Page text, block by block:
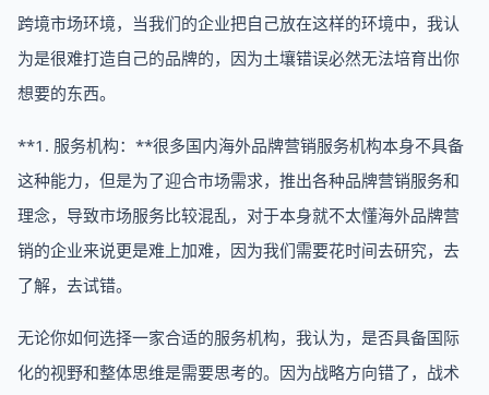
跨境市场环境，当我们的企业把自己放在这样的环境中，我认
为是很难打造自己的品牌的，因为土壤错误必然无法培育出你
想要的东西。
**1. 服务机构：**很多国内海外品牌营销服务机构本身不具备
这种能力，但是为了迎合市场需求，推出各种品牌营销服务和
理念，导致市场服务比较混乱，对于本身就不太懂海外品牌营
销的企业来说更是难上加难，因为我们需要花时间去研究，去
了解，去试错。
无论你如何选择一家合适的服务机构，我认为，是否具备国际
化的视野和整体思维是需要思考的。因为战略方向错了，战术